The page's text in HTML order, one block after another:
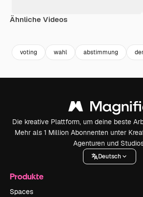
Ähnliche Videos
voting wahl abstimmung
Die kreative Plattform, um deine beste
Mehr als 1 Million Abonnenten unter
Agenturen und
Deutsch
Produkte
Spaces